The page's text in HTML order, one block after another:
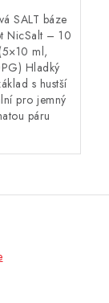
SALT báze
NicSalt – 10
ml,
Hladký
s hustší
pro jemný
páru